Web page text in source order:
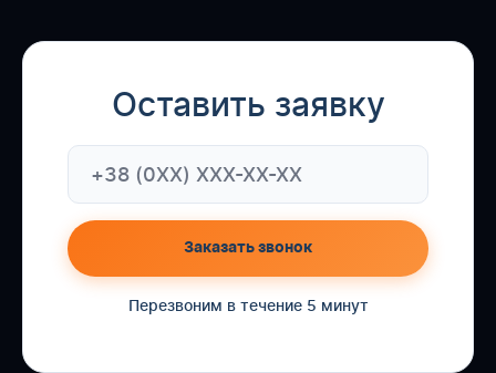
Оставить заявку
Заказать звонок
Перезвоним в течение 5 минут